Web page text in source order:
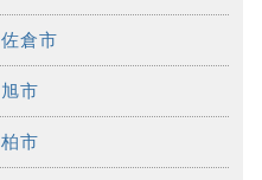
佐倉市
旭市
柏市